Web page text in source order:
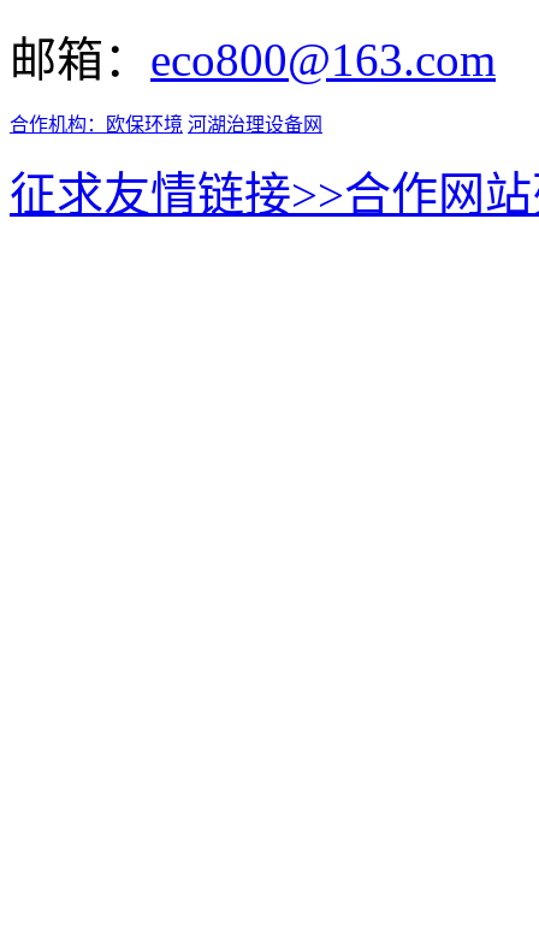
邮箱： eco800@163.com
合作机构： 欧保环境 河湖治理设备网
征求友情链接>>合作网